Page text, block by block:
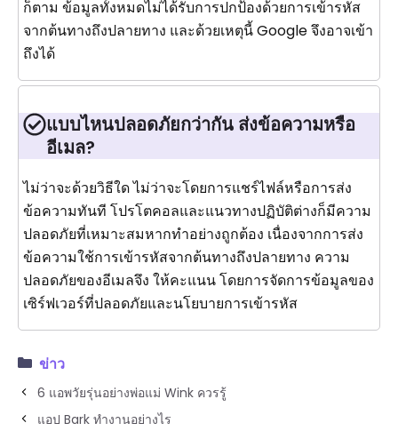
ก็ตาม ข้อมูลทั้งหมดไม่ได้รับการปกป้องด้วยการเข้ารหัส
จากต้นทางถึงปลายทาง และด้วยเหตุนี้ Google จึงอาจเข้า
ถึงได้
แบบไหนปลอดภัยกว่ากัน ส่งข้อความหรือ
อีเมล?
ไม่ว่าจะด้วยวิธีใด ไม่ว่าจะโดยการแชร์ไฟล์หรือการส่ง
ข้อความทันที โปรโตคอลและแนวทางปฏิบัติต่างก็มีความ
ปลอดภัยที่เหมาะสมหากทำอย่างถูกต้อง เนื่องจากการส่ง
ข้อความใช้การเข้ารหัสจากต้นทางถึงปลายทาง ความ
ปลอดภัยของอีเมลจึง ให้คะแนน โดยการจัดการข้อมูลของ
เซิร์ฟเวอร์ที่ปลอดภัยและนโยบายการเข้ารหัส
ข่าว
6 แอพวัยรุ่นอย่างพ่อแม่ Wink ควรรู้
แอป Bark ทำงานอย่างไร